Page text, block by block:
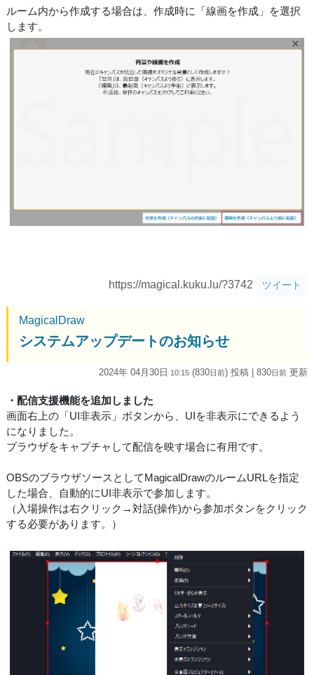
ルーム内から作成する場合は、作成時に「線画を作成」を選択
します。
https://magical.kuku.lu/?3742 ツイート
MagicalDraw
システムアップデートのお知らせ
2024年 04月30日 10:15 (830日前) 投稿 | 830日前 更新
・配信支援機能を追加しました
画面右上の「UI非表示」ボタンから、UIを非表示にできるよう
になりました。
ブラウザをキャプチャして配信を映す場合に有用です。
OBSのブラウザソースとしてMagicalDrawのルームURLを指定
した場合、自動的にUI非表示で参加します。
（入場操作は右クリック→対話(操作)から参加ボタンをクリック
する必要があります。）